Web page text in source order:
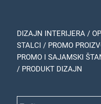
DIZAJN INTERIJERA /
STALCI / PROMO
PROMO I SAJAMSKI
/ PRODUKT DIZAJN